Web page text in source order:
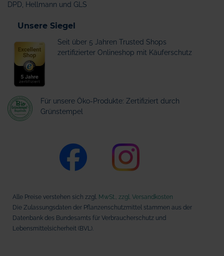
DPD, Hellmann und GLS
Unsere Siegel
Seit über 5 Jahren Trusted Shops
zertifizierter Onlineshop mit Käuferschutz
Für unsere Öko-Produkte: Zertifiziert durch
Grünstempel
Alle Preise verstehen sich zzgl. MwSt., zzgl. Versandkosten
Die Zulassungsdaten der Pflanzenschutzmittel stammen aus der
Datenbank des Bundesamts für Verbraucherschutz und
Lebensmittelsicherheit (BVL).